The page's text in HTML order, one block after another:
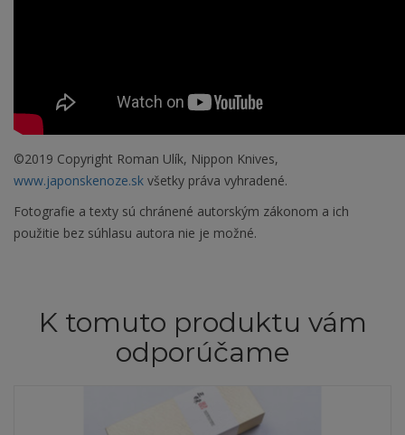
©2019 Copyright Roman Ulík, Nippon Knives,
www.japonskenoze.sk všetky práva vyhradené.
Fotografie a texty sú chránené autorským zákonom a ich
použitie bez súhlasu autora nie je možné.
K tomuto produktu vám
odporúčame